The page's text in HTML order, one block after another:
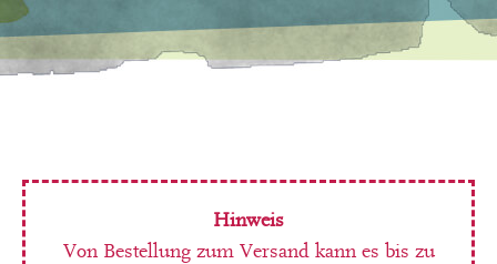
Hinweis
Von Bestellung zum Versand kann es bis zu